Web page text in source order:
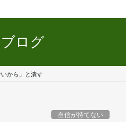
ブログ
から」と潰す
自信が持てない